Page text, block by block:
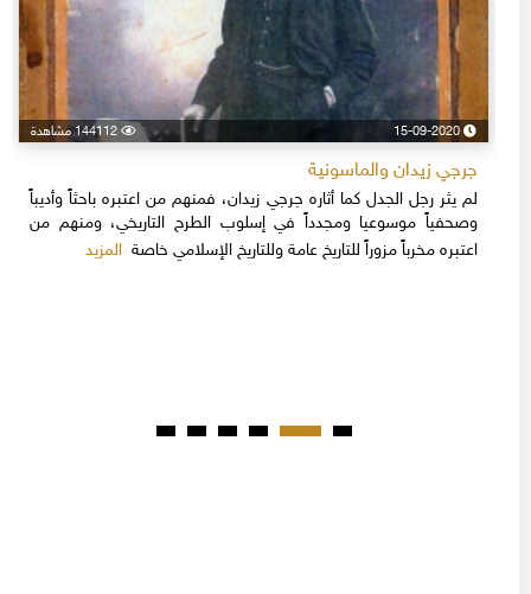
15-09-2020 144112 مشاهدة
جرجي زيدان والماسونية
لم يثر رجل الجدل كما أثاره جرجي زيدان، فمنهم من اعتبره باحثاً وأديباً
وصحفياً موسوعيا ومجدداً في إسلوب الطرح التاريخي، ومنهم من
اعتبره مخرباً مزوراً للتاريخ عامة وللتاريخ الإسلامي خاصةالمزيد